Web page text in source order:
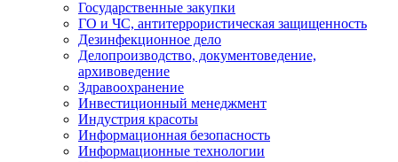
Государственные закупки
ГО и ЧС, антитеррористическая защищенность
Дезинфекционное дело
Делопроизводство, документоведение,
архивоведение
Здравоохранение
Инвестиционный менеджмент
Индустрия красоты
Информационная безопасность
Информационные технологии